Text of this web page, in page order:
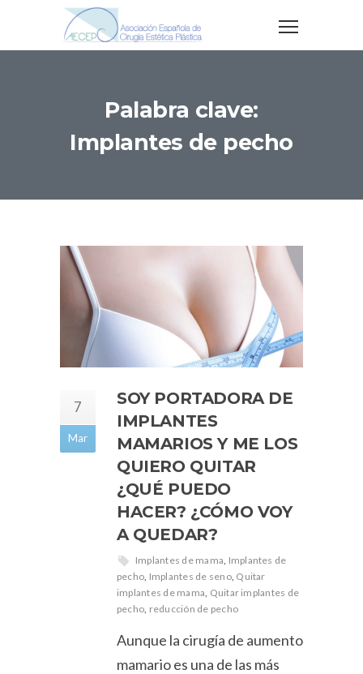
Palabra clave:
Implantes de pecho
7
Mar
SOY PORTADORA DE
IMPLANTES
MAMARIOS Y ME LOS
QUIERO QUITAR
¿QUÉ PUEDO
HACER? ¿CÓMO VOY
A QUEDAR?
Implantes de mama, Implantes de
pecho, Implantes de seno, Quitar
implantes de mama, Quitar implantes de
pecho, reducción de pecho
Aunque la cirugía de aumento
mamario es una de las más